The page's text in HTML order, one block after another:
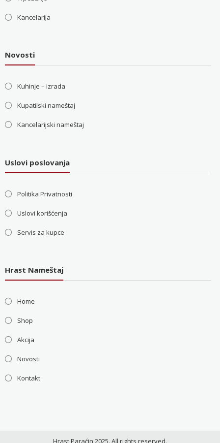
Kancelarija
Novosti
Kuhinje – izrada
Kupatilski nameštaj
Kancelarijski nameštaj
Uslovi poslovanja
Politika Privatnosti
Uslovi korišćenja
Servis za kupce
Hrast Nameštaj
Home
Shop
Akcija
Novosti
Kontakt
Hrast Paraćin 2025. All rights reserved.